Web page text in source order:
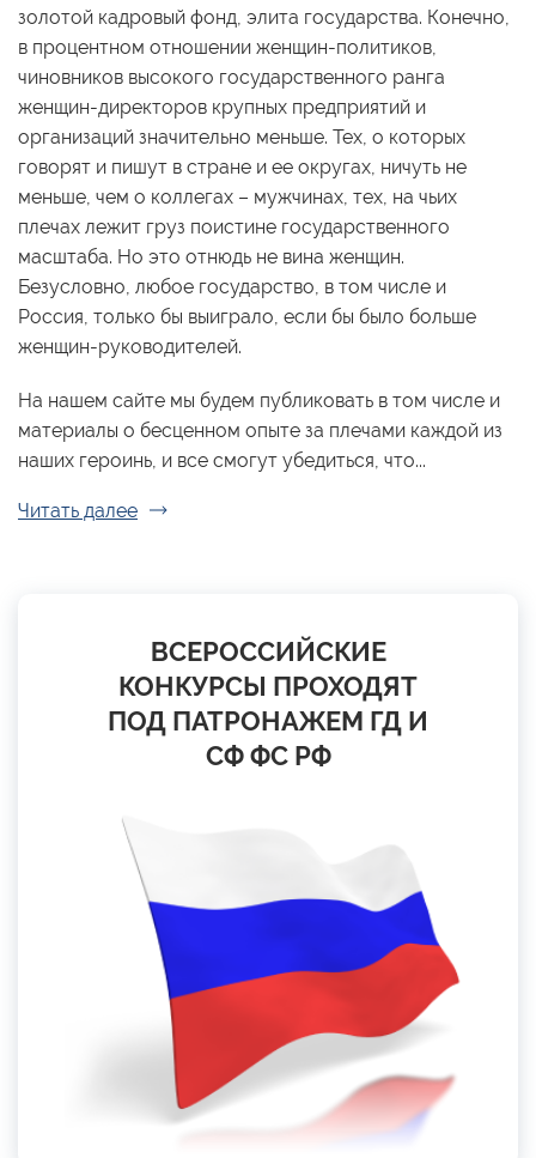
золотой кадровый фонд, элита государства. Конечно,
в процентном отношении женщин-политиков,
чиновников высокого государственного ранга
женщин-директоров крупных предприятий и
организаций значительно меньше. Тех, о которых
говорят и пишут в стране и ее округах, ничуть не
меньше, чем о коллегах – мужчинах, тех, на чьих
плечах лежит груз поистине государственного
масштаба. Но это отнюдь не вина женщин.
Безусловно, любое государство, в том числе и
Россия, только бы выиграло, если бы было больше
женщин-руководителей.
На нашем сайте мы будем публиковать в том числе и
материалы о бесценном опыте за плечами каждой из
наших героинь, и все смогут убедиться, что...
Читать далее
ВСЕРОССИЙСКИЕ
КОНКУРСЫ ПРОХОДЯТ
ПОД ПАТРОНАЖЕМ ГД И
СФ ФС РФ